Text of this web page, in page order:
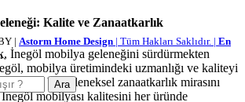
Kalite ve Zanaatkarlık
İnegöl mobilya geleneğini sürdürmekten
mobilya üretimindeki uzmanlığı ve kaliteyi
bu geleneksel zanaatkarlık mirasını
mobilyası kalitesini her üründe
| Astorm Home Design | Tüm Hakları Saklıdır. | En
Ara